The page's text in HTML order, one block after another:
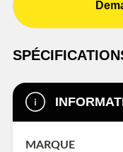
MARQUE